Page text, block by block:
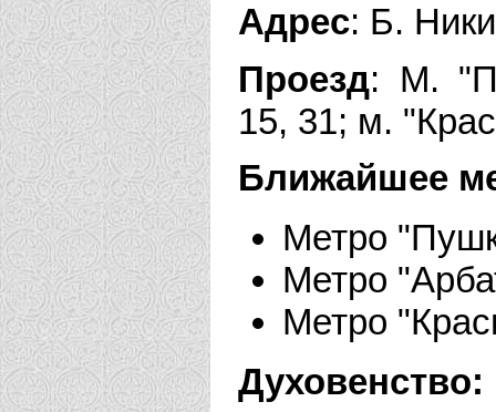
Адрес: Б.
Проезд: М.
15, 31; м.
Ближайшее
Метро
Метро
Метро
Духовенство: